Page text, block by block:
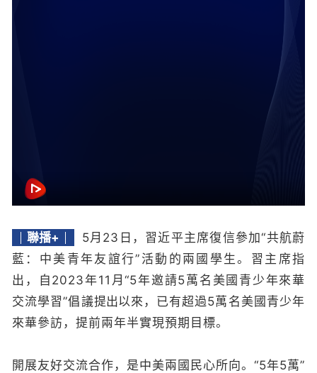
聯播+
5月23日，習近平主席復信參加“共航蔚
藍：中美青年友誼行”活動的兩國學生。習主席指
出，自2023年11月“5年邀請5萬名美國青少年來華
交流學習”倡議提出以來，已有超過5萬名美國青少年
來華參訪，提前兩年半實現預期目標。
開展友好交流合作，是中美兩國民心所向。“5年5萬”